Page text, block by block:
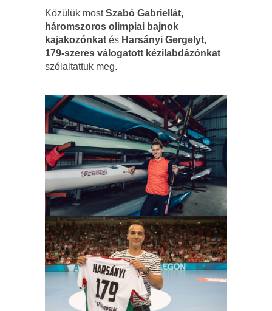
Közülük mostSzabó Gabriellát,
háromszoros olimpiai bajnok
kajakozónkat és Harsányi Gergelyt,
179-szeres válogatott kézilabdázónkat
szólaltattuk meg.